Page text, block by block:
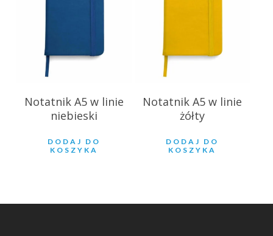
Notatnik A5 w linie
niebieski
DODAJ DO
KOSZYKA
Notatnik A5 w linie
żółty
DODAJ DO
KOSZYKA